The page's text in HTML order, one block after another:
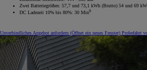
Zwei Batteriegrößen: 57,7 und 73,1 kWh (Brutto) 54 und 69
DC Ladezeit 10% bis 80%: 30 Min6
Unverbindliches Angebot anfordern (Öffnet ein neues Fenster) Probefahrt